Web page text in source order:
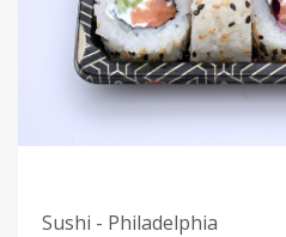
Sushi - Philadelphia